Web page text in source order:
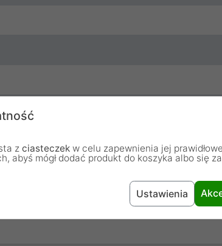
z ciasteczek w celu zapewnienia jej
abyś mógł dodać produkt do koszyka albo się
Ustawienia